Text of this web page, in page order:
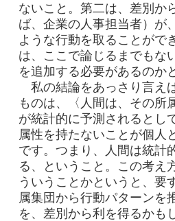
ないこと。第二は、差別か
ば、企業の人事担当者）が
ような行動を取ることがで
は、ここで論じるまでもな
を追加する必要があるのか
私の結論をあっさり言え
ものは、〈人間は、その所
が統計的に予測されるとし
属性を持たないことが個人
です。つまり、人間は統計
る、ということ。この考え
ういうことかというと、要
属集団から行動パターンを
を、差別から利を得るかも